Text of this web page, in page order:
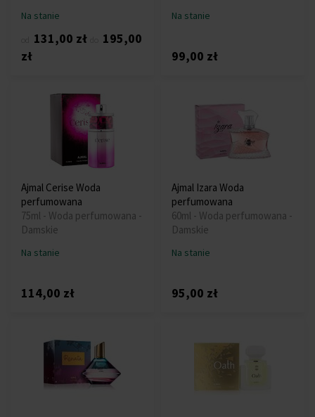
Na stanie
131,00 zł
195,00
zł
Na stanie
99,00 zł
Ajmal Cerise Woda
perfumowana
75ml - Woda perfumowana -
Damskie
Na stanie
114,00 zł
Ajmal Izara Woda
perfumowana
60ml - Woda perfumowana -
Damskie
Na stanie
95,00 zł